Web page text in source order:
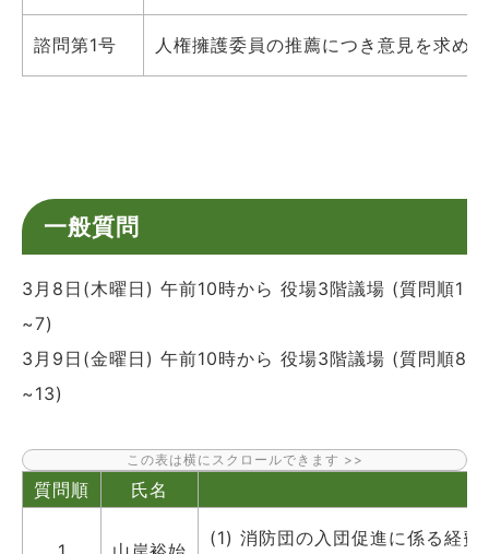
諮問第1号 人権擁護委員の推薦につき意見を求め
一般質問
3月8日(木曜日) 午前10時から 役場3階議場 (質問順1
~7)
3月9日(金曜日) 午前10時から 役場3階議場 (質問順8
~13)
質問順 氏名
(1) 消防団の入団促進に係る経費